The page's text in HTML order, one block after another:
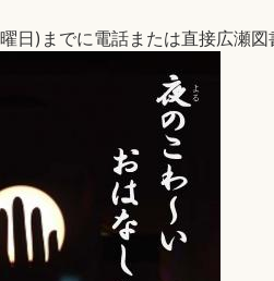
日)までに電話または直接広瀬図